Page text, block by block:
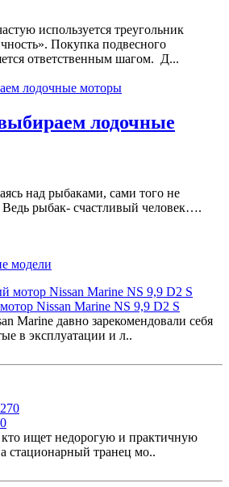
используется треугольник
Покупка подвесного
ответственным шагом. Д...
лодочные
над рыбаками, сами того не
рыбак- счастливый человек….
модели
Nissan Marine NS 9,9 D2 S
Marine давно зарекомендовали себя
в эксплуатации и л..
кто ищет недорогую и практичную
стационарный транец мо..